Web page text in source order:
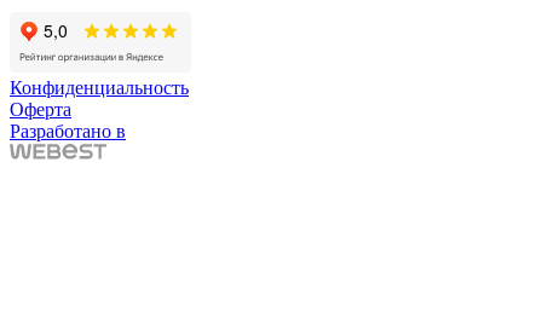
Конфиденциальность
Оферта
Разработано в